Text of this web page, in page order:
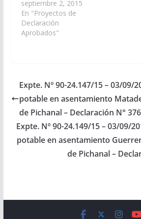
incluya en el Proyecto
de Presupuesto
General de la Provincia
- Ejercicio 2.016, las
potable en
asentamiento
Guerrero, del Municipio
de Pichanal en el
Departamento Oran
(Expte.…
septiembre 2, 2015
En "Proyectos de
Declaración
Aprobados"
Expte. Nº 90-24.147/15 – 03/09/
potable en asentamiento
de Pichanal – Declaración N°
Expte. Nº 90-24.149/15 – 03/09/
potable en asentamiento
de Pichanal –